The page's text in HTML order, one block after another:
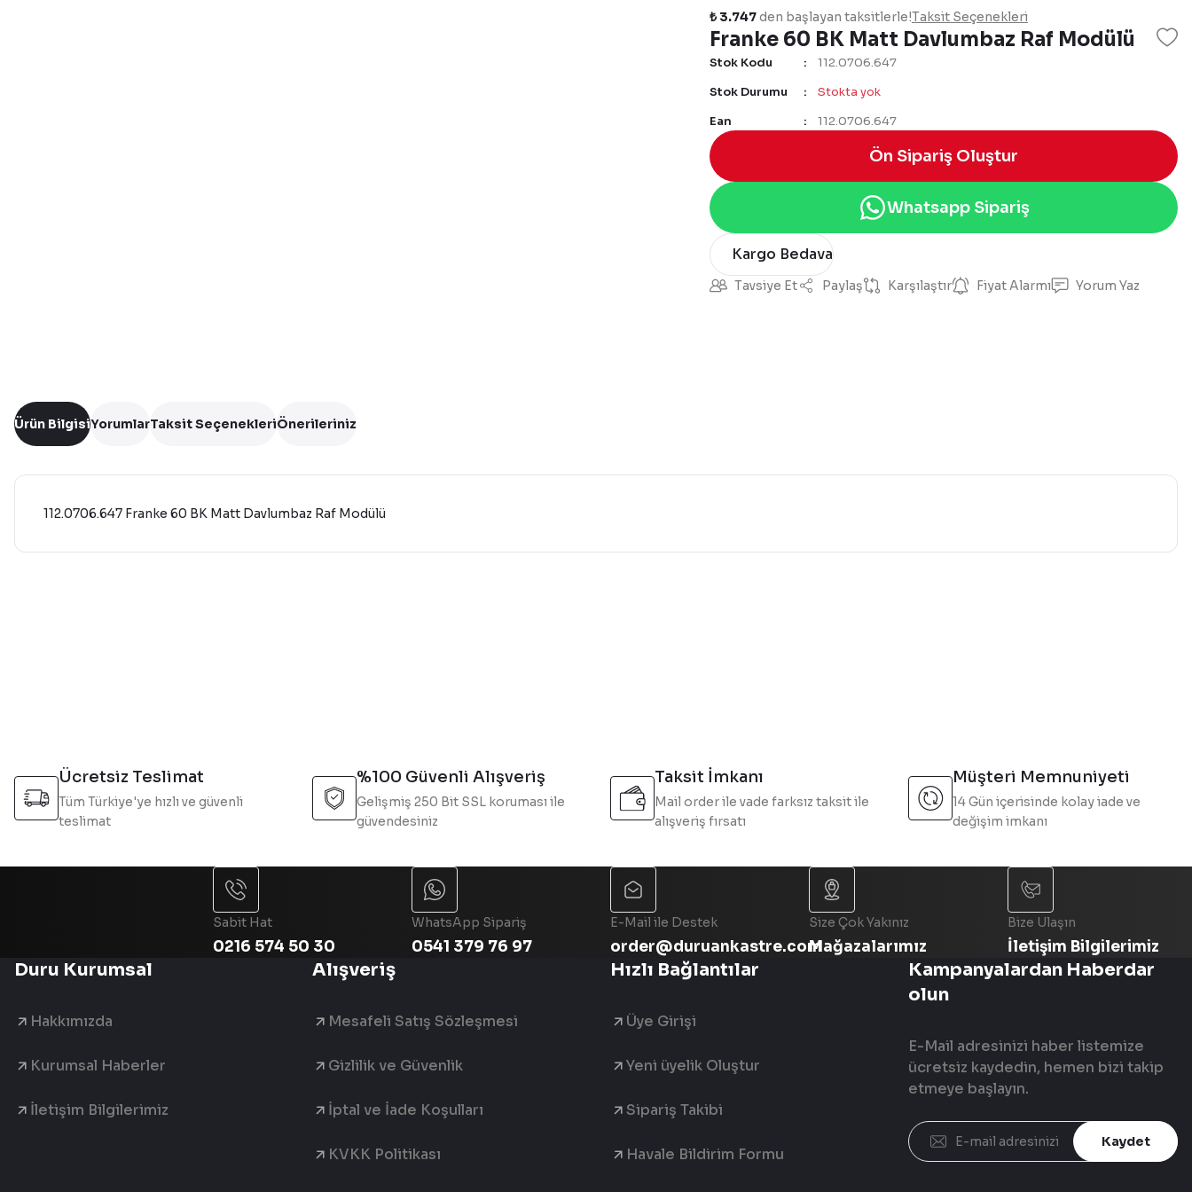
Franke 60 BK Matt Davlumbaz Raf Modülü
₺ 3.747den başlayan taksitlerle!Taksit Seçenekleri
Stok Kodu
112.0706.647
Stok Durumu
Stokta yok
Ean
112.0706.647
Ön Sipariş Oluştur
Whatsapp Sipariş
Kargo Bedava
Tavsiye Et Paylaş Karşılaştır Fiyat Alarmı Yorum Yaz
Ürün BilgisiYorumlarTaksit SeçenekleriÖnerileriniz
112.0706.647 Franke 60 BK Matt Davlumbaz Raf Modülü
Bu ürüne benzer farklı alternatifler olmalı.
Ücretsiz Teslimat
Tüm Türkiye'ye hızlı ve güvenli
teslimat
%100 Güvenli Alışveriş
Gelişmiş 250 Bit SSL koruması ile
güvendesiniz
Taksit İmkanı
Mail order ile vade farksız taksit ile
alışveriş fırsatı
Müşteri Memnuniyeti
14 Gün içerisinde kolay iade ve
değişim imkanı
Sabit Hat
0216 574 50 30
WhatsApp Sipariş
0541 379 76 97
E-Mail ile Destek
order@duruankastre.com
Size Çok Yakınız
Mağazalarımız
Bize Ulaşın
İletişim Bilgilerimiz
Duru Kurumsal
Hakkımızda
Kurumsal Haberler
İletişim Bilgilerimiz
Alışveriş
Mesafeli Satış Sözleşmesi
Gizlilik ve Güvenlik
İptal ve İade Koşulları
KVKK Politikası
Hızlı Bağlantılar
Üye Girişi
Yeni üyelik Oluştur
Sipariş Takibi
Havale Bildirim Formu
Kampanyalardan Haberdar
olun
E-Mail adresinizi haber listemize
ücretsiz kaydedin, hemen bizi takip
etmeye başlayın.
Kaydet